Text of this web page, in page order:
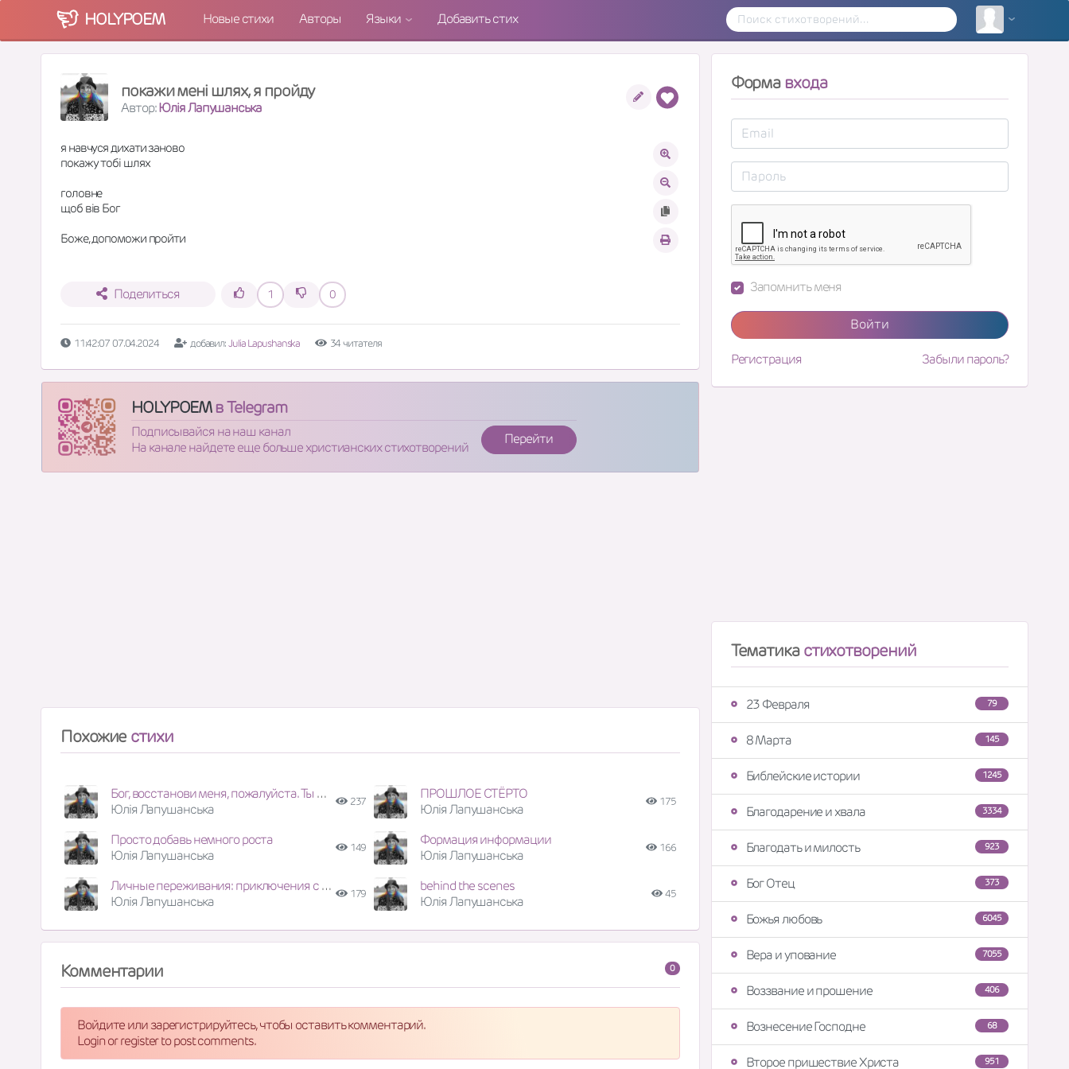
HOLYPOEM Новые стихи Авторы Языки Добавить стих
покажи мені шлях, я пройду
Автор:Юлія Лапушанська
я навчуся дихати заново
покажу тобі шлях
головне
щоб вів Бог
Боже, допоможи пройти
Поделиться 1 0
11:42:07 07.04.2024 добавил:Julia Lapushanska 34 читателя
HOLYPOEMв Telegram
Подписывайся на наш канал
На канале найдете еще больше христианских стихотворений
Перейти
Похожие стихи
Бог, восстанови меня, пожалуйста. Ты мне так нужен
Юлія Лапушанська
237
ПРОШЛОЕ СТЁРТО
Юлія Лапушанська
175
Просто добавь немного роста
Юлія Лапушанська
149
Формация информации
Юлія Лапушанська
166
Личные переживания: приключения с Богом
Юлія Лапушанська
179
behind the scenes
Юлія Лапушанська
45
0
Комментарии
Войдите или зарегистрируйтесь, чтобы оставить комментарий.
Login or register to post comments.
Форма входа
Запомнить меня
Войти
Регистрация Забыли пароль?
Тематикастихотворений
79
23 Февраля
145
8 Марта
1245
Библейские истории
3334
Благодарение и хвала
923
Благодать и милость
373
Бог Отец
6045
Божья любовь
7055
Вера и упование
406
Воззвание и прошение
68
Вознесение Господне
951
Второе пришествие Христа